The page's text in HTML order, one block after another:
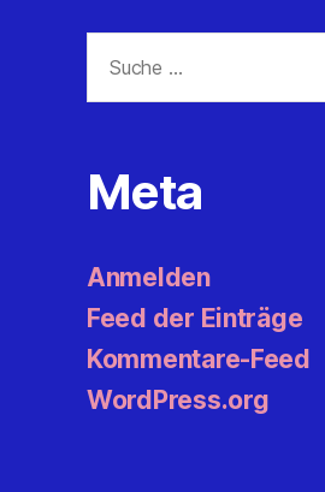
nach:
Meta
Anmelden
Feed der Einträge
Kommentare-Feed
WordPress.org